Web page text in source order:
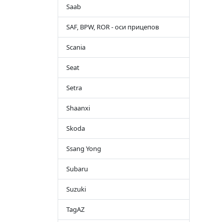
Saab
SAF, BPW, ROR - оси прицепов
Scania
Seat
Setra
Shaanxi
Skoda
Ssang Yong
Subaru
Suzuki
TagAZ